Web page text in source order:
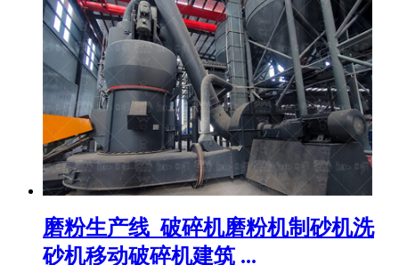
磨粉生产线_破碎机磨粉机制砂机洗
砂机移动破碎机建筑 ...